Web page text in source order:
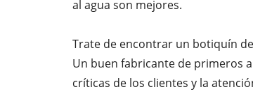
al agua son mejores.
Trate de encontrar un botiquín
Un buen fabricante de primeros
críticas de los clientes y la